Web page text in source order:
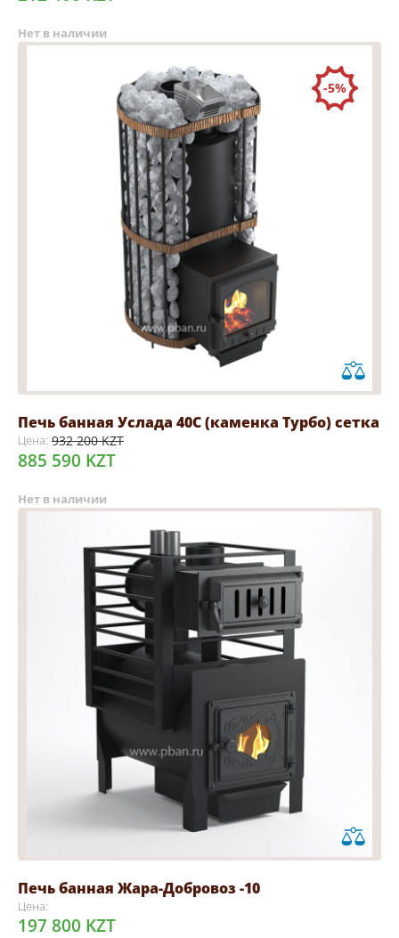
Нет в наличии
-5%
Печь банная Услада 40С (каменка Турбо) сетка
Цена: 932 200 KZT
885 590 KZT
Нет в наличии
Печь банная Жара-Добровоз -10
Цена:
197 800 KZT